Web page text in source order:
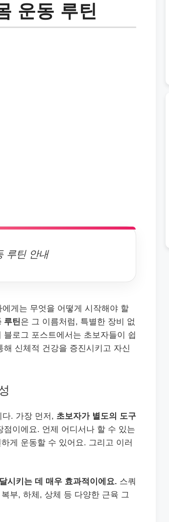
운동 루틴
루틴 안내
게는 무엇을 어떻게 시작해야 할
루틴은 그 이름처럼, 특별한 장비 없
로그 포스트에서는 초보자들이 쉽
신체적 건강을 증진시키고 자신
. 가장 먼저, 초보자가 별도의 도구
점이에요. 언제 어디서나 할 수 있는
게 운동할 수 있어요. 그리고 이러
시키는 데 매우 효과적이에요. 스쿼
부, 하체, 상체 등 다양한 근육 그